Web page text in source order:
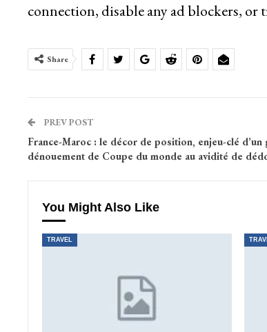
connection, disable any ad blockers,
Share
PREV POST
France-Maroc : le décor de position, enjeu-clé d’un
dénouement de Coupe du monde au avidité de
You Might Also Like
TRAVEL